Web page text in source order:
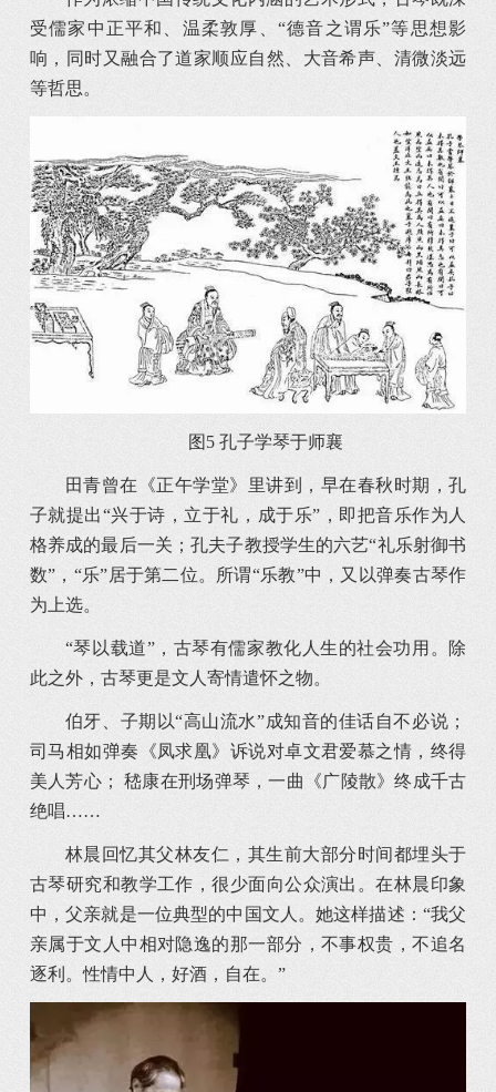
受儒家中正平和、温柔敦厚、“德音之谓乐”等思想影
响，同时又融合了道家顺应自然、大音希声、清微淡远
等哲思。
图5 孔子学琴于师襄
田青曾在《正午学堂》里讲到，早在春秋时期，孔
子就提出“兴于诗，立于礼，成于乐”，即把音乐作为人
格养成的最后一关；孔夫子教授学生的六艺“礼乐射御书
数”，“乐”居于第二位。所谓“乐教”中，又以弹奏古琴作
为上选。
“琴以载道”，古琴有儒家教化人生的社会功用。除
此之外，古琴更是文人寄情遣怀之物。
伯牙、子期以“高山流水”成知音的佳话自不必说；
司马相如弹奏《凤求凰》诉说对卓文君爱慕之情，终得
美人芳心； 嵇康在刑场弹琴，一曲《广陵散》终成千古
绝唱……
林晨回忆其父林友仁，其生前大部分时间都埋头于
古琴研究和教学工作，很少面向公众演出。在林晨印象
中，父亲就是一位典型的中国文人。她这样描述：“我父
亲属于文人中相对隐逸的那一部分，不事权贵，不追名
逐利。性情中人，好酒，自在。”